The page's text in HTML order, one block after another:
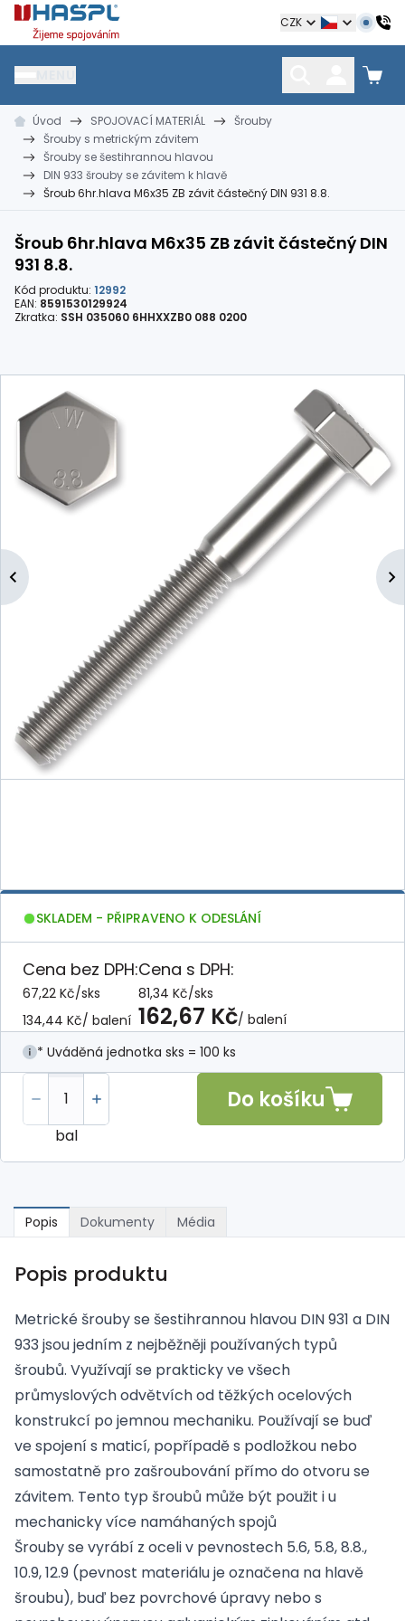
Hašpl CZK
HŘEBÍKY
kramle
SPOJOVACÍ MATERIÁL
vruty, šrouby, matice
KOTEVNÍ TECHNIKA
Úvod SPOJOVACÍ MATERIÁL
Šrouby
Šrouby s metrickým závitem
Šrouby se šestihrannou hlavou
DIN 933 šrouby se závitem k hlavě
Šroub 6hr.hlava M6x35 ZB závit částečný DIN 931 8.8.
Šroub 6hr.hlava M6x35 ZB závit částečný DIN
931 8.8.
Kód produktu: 12992
EAN: 8591530129924
Zkratka: SSH 035060 6HHXXZB0 088 0200
SKLADEM - PŘIPRAVENO K ODESLÁNÍ
Cena bez DPH:
67,22 Kč/sks
134,44 Kč/ balení
Cena s DPH:
81,34 Kč/sks
162,67 Kč/ balení
* Uváděná jednotka sks = 100 ks
bal
Do košíku
Popis Dokumenty Média
Popis produktu
Metrické šrouby se šestihrannou hlavou DIN 931 a DIN
933 jsou jedním z nejběžněji používaných typů
šroubů. Využívají se prakticky ve všech
průmyslových odvětvích od těžkých ocelových
konstrukcí po jemnou mechaniku. Používají se buď
ve spojení s maticí, popřípadě s podložkou nebo
samostatně pro zašroubování přímo do otvoru se
závitem. Tento typ šroubů může být použit i u
mechanicky více namáhaných spojů
Šrouby se vyrábí z oceli v pevnostech 5.6, 5.8, 8.8.,
10.9, 12.9 (pevnost materiálu je označena na hlavě
šroubu), buď bez povrchové úpravy nebo s